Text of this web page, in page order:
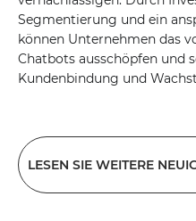
Segmentierung und ein
können Unternehmen das
Chatbots ausschöpfen und
Kundenbindung und
LESEN SIE WEITERE